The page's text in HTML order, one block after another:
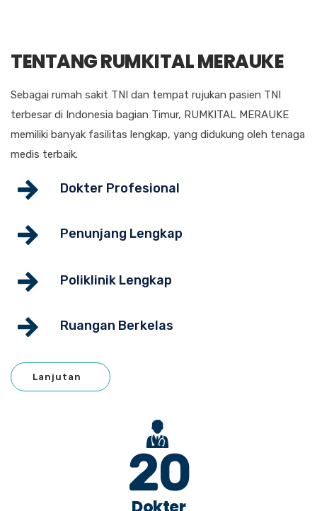
TENTANG RUMKITAL MERAUKE
Sebagai rumah sakit TNI dan tempat rujukan pasien TNI
terbesar di Indonesia bagian Timur, RUMKITAL MERAUKE
memiliki banyak fasilitas lengkap, yang didukung oleh tenaga
medis terbaik.
Dokter Profesional
Penunjang Lengkap
Poliklinik Lengkap
Ruangan Berkelas
Lanjutan
21